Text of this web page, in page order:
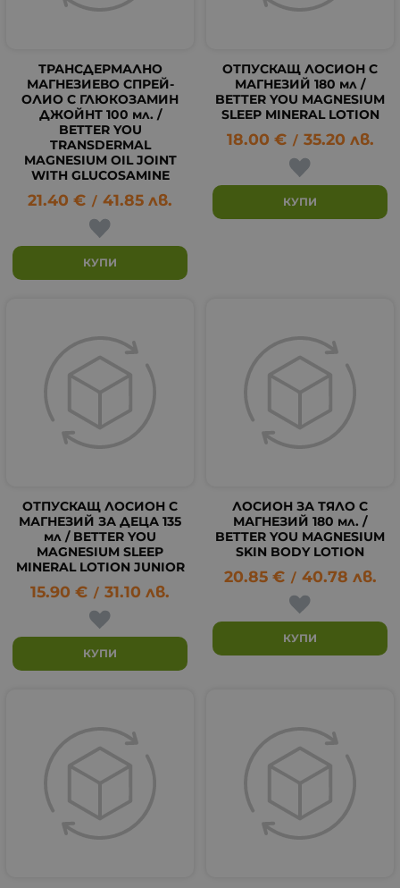
ТРАНСДЕРМАЛНО
МАГНЕЗИЕВО СПРЕЙ-
ОЛИО С ГЛЮКОЗАМИН
ДЖОЙНТ 100 мл. /
BETTER YOU
TRANSDERMAL
MAGNESIUM OIL JOINT
WITH GLUCOSAMINE
21.40 € / 41.85 лв.
КУПИ
ОТПУСКАЩ ЛОСИОН С
МАГНЕЗИЙ 180 мл /
BETTER YOU MAGNESIUM
SLEEP MINERAL LOTION
18.00 € / 35.20 лв.
КУПИ
ОТПУСКАЩ ЛОСИОН С
МАГНЕЗИЙ ЗА ДЕЦА 135
мл / BETTER YOU
MAGNESIUM SLEEP
MINERAL LOTION JUNIOR
15.90 € / 31.10 лв.
КУПИ
ЛОСИОН ЗА ТЯЛО С
МАГНЕЗИЙ 180 мл. /
BETTER YOU MAGNESIUM
SKIN BODY LOTION
20.85 € / 40.78 лв.
КУПИ